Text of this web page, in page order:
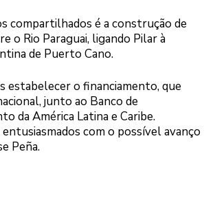
compartilhados é a construção de
o Rio Paraguai, ligando Pilar à
de Puerto Cano.
estabelecer o financiamento, que
junto ao Banco de
da América Latina e Caribe.
com o possível avanço
Peña.